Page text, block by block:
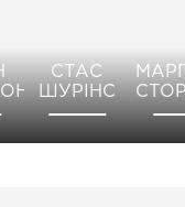
СТАС
ШУРІНС